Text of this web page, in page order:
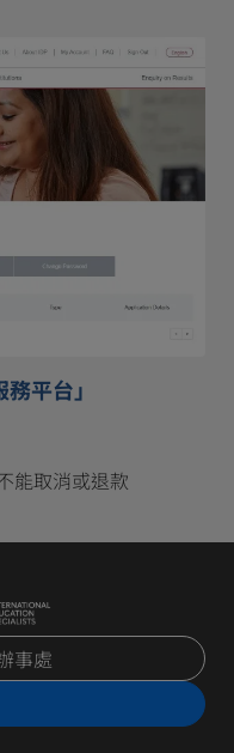
平台」
能取消或退款
事處